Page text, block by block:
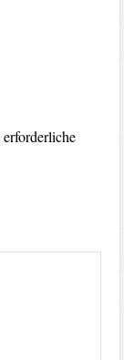
erforderliche